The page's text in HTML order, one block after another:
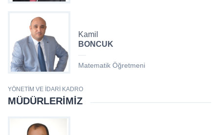
Kamil
BONCUK
Matematik Öğretmeni
YÖNETIM VE İDARI KADRO
MÜDÜRLERIMIZ